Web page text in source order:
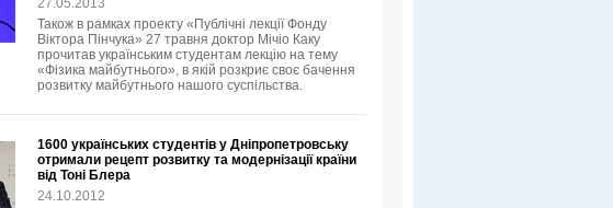
27.05.2013
Також в рамках проекту «Публічні лекції Фонду
Віктора Пінчука» 27 травня доктор Мічіо Каку
прочитав українським студентам лекцію на тему
«Фізика майбутнього», в якій розкриє своє бачення
розвитку майбутнього нашого суспільства.
1600 українських студентів у Дніпропетровську
отримали рецепт розвитку та модернізації країни
від Тоні Блера
24.10.2012